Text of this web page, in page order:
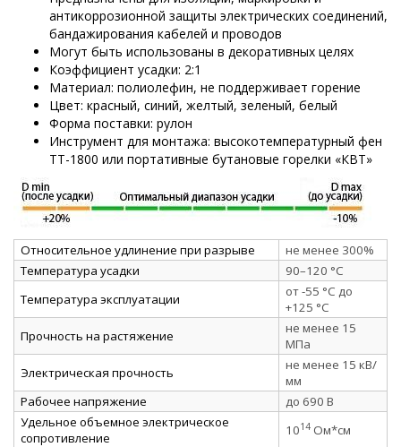
антикоррозионной защиты электрических соединений,
бандажирования кабелей и проводов
Могут быть использованы в декоративных целях
Коэффициент усадки: 2:1
Материал: полиолефин, не поддерживает горение
Цвет: красный, синий, желтый, зеленый, белый
Форма поставки: рулон
Инструмент для монтажа: высокотемпературный фен
ТТ-1800 или портативные бутановые горелки «КВТ»
Относительное удлинение при разрыве
не менее 300%
Температура усадки
90–120 °C
Температура эксплуатации
от -55 °C до
+125 °C
Прочность на растяжение
не менее 15
МПа
Электрическая прочность
не менее 15 кВ/
мм
Рабочее напряжение
до 690 В
Удельное объемное электрическое
сопротивление
1014 Ом*см